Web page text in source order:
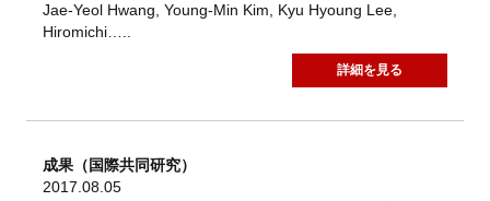
Jae-Yeol Hwang, Young-Min Kim, Kyu Hyoung Lee,
Hiromichi…..
詳細を見る
成果（国際共同研究）
2017.08.05